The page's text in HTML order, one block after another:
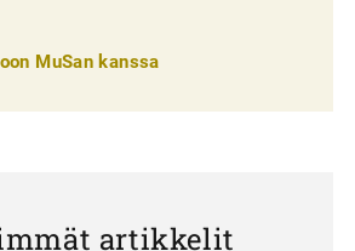
MuSan kanssa
artikkelit